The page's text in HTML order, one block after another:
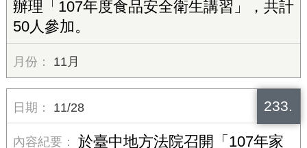
辦理「107年度食品安全衛生講習」，共計
50人參加。
11月
233.
11/28
於臺中地方法院召開「107年家